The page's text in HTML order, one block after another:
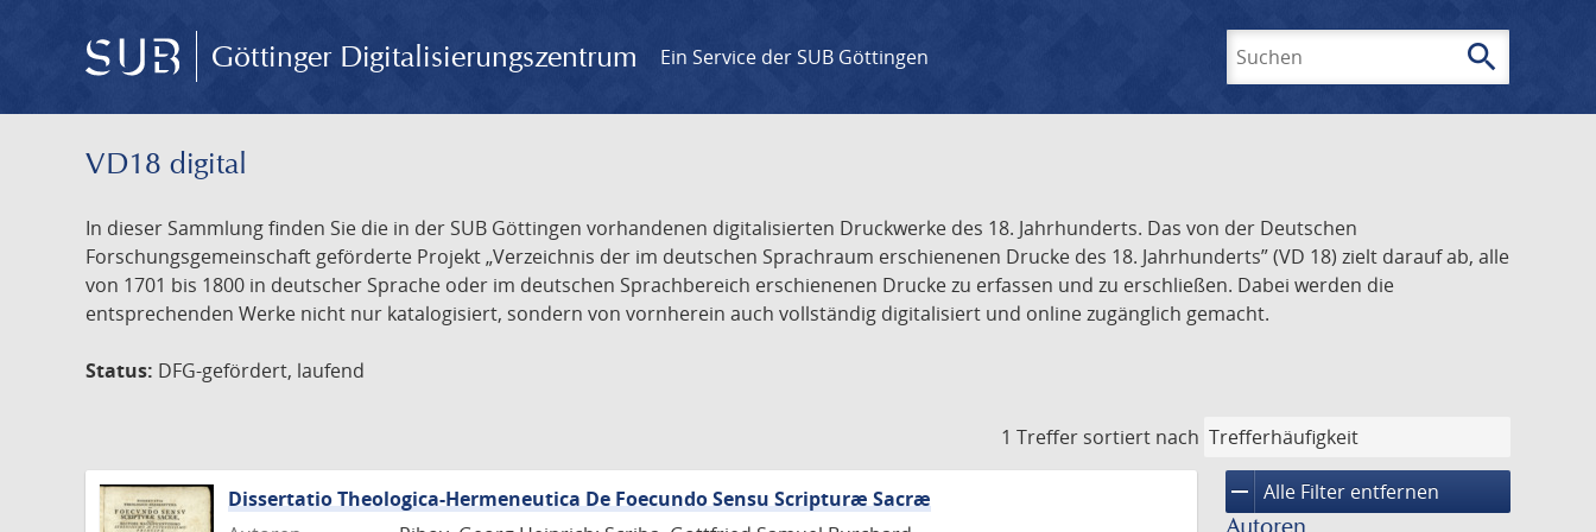
Göttinger Digitalisierungszentrum Ein Service der SUB Göttingen search
VD18 digital
In dieser Sammlung finden Sie die in der SUB Göttingen vorhandenen digitalisierten Druckwerke des 18. Jahrhunderts. Das von der Deutschen
Forschungsgemeinschaft geförderte Projekt „Verzeichnis der im deutschen Sprachraum erschienenen Drucke des 18. Jahrhunderts” (VD 18) zielt darauf ab, alle
von 1701 bis 1800 in deutscher Sprache oder im deutschen Sprachbereich erschienenen Drucke zu erfassen und zu erschließen. Dabei werden die
entsprechenden Werke nicht nur katalogisiert, sondern von vornherein auch vollständig digitalisiert und online zugänglich gemacht.
Status: DFG-gefördert, laufend
1 Treffer sortiert nach
remove Alle Filter entfernen
Dissertatio Theologica-Hermeneutica De Foecundo Sensu Scripturæ Sacræ